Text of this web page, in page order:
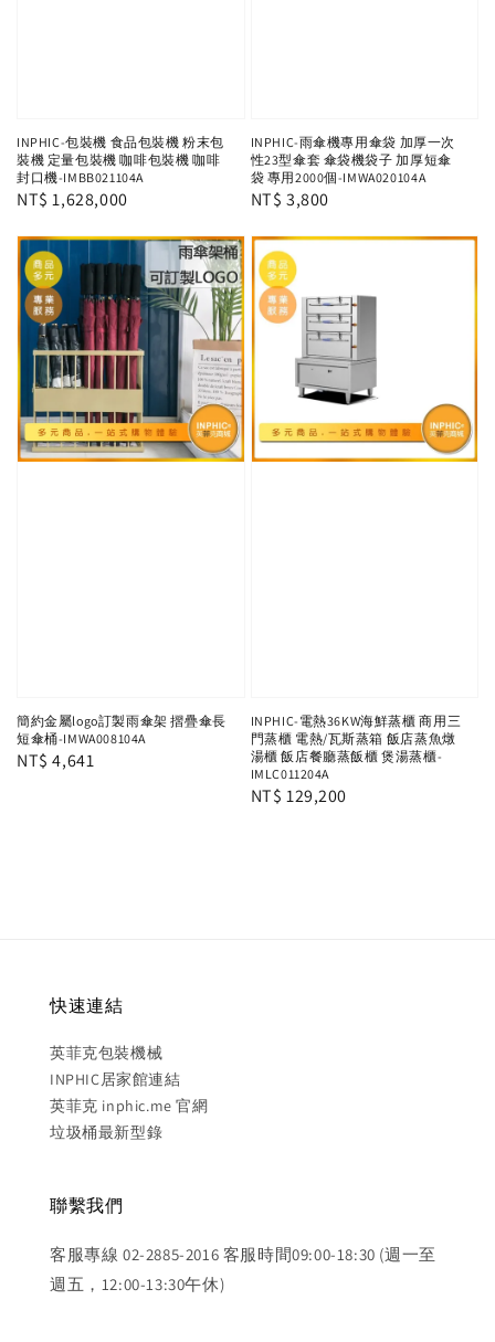
INPHIC-包裝機 食品包裝機 粉末包
裝機 定量包裝機 咖啡包裝機 咖啡
封口機-IMBB021104A
Regular
NT$ 1,628,000
INPHIC-雨傘機專用傘袋 加厚一次
性23型傘套 傘袋機袋子 加厚短傘
袋 專用2000個-IMWA020104A
Regular
NT$ 3,800
簡約金屬logo訂製雨傘架 摺疊傘長
短傘桶-IMWA008104A
Regular
NT$ 4,641
INPHIC-電熱36KW海鮮蒸櫃 商用三
門蒸櫃 電熱/瓦斯蒸箱 飯店蒸魚燉
湯櫃 飯店餐廳蒸飯櫃 煲湯蒸櫃-
IMLC011204A
Regular
NT$ 129,200
快速連結
英菲克包裝機械
INPHIC居家館連結
英菲克 inphic.me 官網
垃圾桶最新型錄
聯繫我們
客服專線 02-2885-2016 客服時間09:00-18:30 (週一至
週五，12:00-13:30午休)